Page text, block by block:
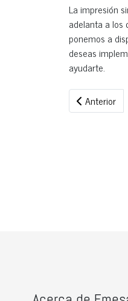
La impresión
adelanta a los
ponemos a
deseas
ayudarte.
Artículo
Anterior